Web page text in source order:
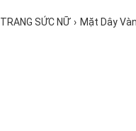
TRANG SỨC NỮ Mặt Dây